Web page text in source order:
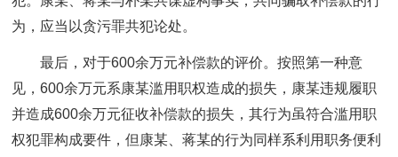
为，应当以贪污罪共犯论处。
最后，对于600余万元补偿款的评价。按照第一种意
见，600余万元系康某滥用职权造成的损失，康某违规履职
并造成600余万元征收补偿款的损失，其行为虽符合滥用职
权犯罪构成要件，但康某、蒋某的行为同样系利用职务便利